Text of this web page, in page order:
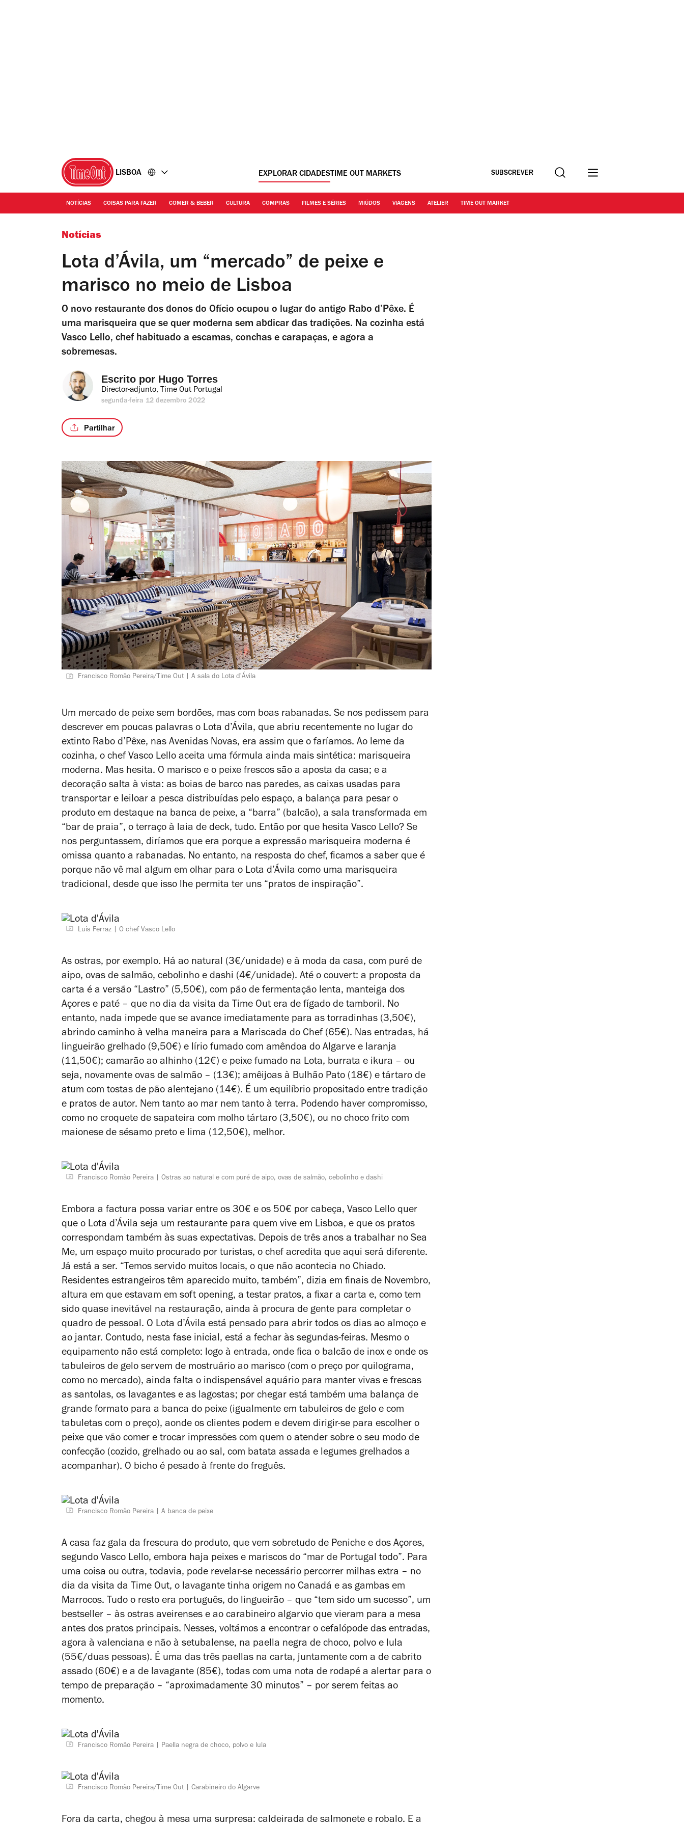
LISBOA EXPLORAR CIDADESTIME OUT MARKETS SUBSCREVER Procurar
NOTÍCIAS COISAS PARA FAZER COMER & BEBER CULTURA COMPRAS FILMES E SÉRIES MIÚDOS VIAGENS ATELIER TIME OUT MARKET
Notícias
Lota d’Ávila, um “mercado” de peixe e
marisco no meio de Lisboa
O novo restaurante dos donos do Ofício ocupou o lugar do antigo Rabo d’Pêxe. É
uma marisqueira que se quer moderna sem abdicar das tradições. Na cozinha está
Vasco Lello, chef habituado a escamas, conchas e carapaças, e agora a
sobremesas.
Escrito por Hugo Torres
Director-adjunto, Time Out Portugal
segunda-feira 12 dezembro 2022
Partilhar
Francisco Romão Pereira/Time Out | A sala do Lota d'Ávila
Um mercado de peixe sem bordões, mas com boas rabanadas. Se nos pedissem para
descrever em poucas palavras o Lota d’Ávila, que abriu recentemente no lugar do
extinto Rabo d’Pêxe, nas Avenidas Novas, era assim que o faríamos. Ao leme da
cozinha, o chef Vasco Lello aceita uma fórmula ainda mais sintética: marisqueira
moderna. Mas hesita. O marisco e o peixe frescos são a aposta da casa; e a
decoração salta à vista: as boias de barco nas paredes, as caixas usadas para
transportar e leiloar a pesca distribuídas pelo espaço, a balança para pesar o
produto em destaque na banca de peixe, a “barra” (balcão), a sala transformada em
“bar de praia”, o terraço à laia de deck, tudo. Então por que hesita Vasco Lello? Se
nos perguntassem, diríamos que era porque a expressão marisqueira moderna é
omissa quanto a rabanadas. No entanto, na resposta do chef, ficamos a saber que é
porque não vê mal algum em olhar para o Lota d’Ávila como uma marisqueira
tradicional, desde que isso lhe permita ter uns “pratos de inspiração”.
Luis Ferraz O chef Vasco Lello
As ostras, por exemplo. Há ao natural (3€/unidade) e à moda da casa, com puré de
aipo, ovas de salmão, cebolinho e dashi (4€/unidade). Até o couvert: a proposta da
carta é a versão “Lastro” (5,50€), com pão de fermentação lenta, manteiga dos
Açores e paté – que no dia da visita da Time Out era de fígado de tamboril. No
entanto, nada impede que se avance imediatamente para as torradinhas (3,50€),
abrindo caminho à velha maneira para a Mariscada do Chef (65€). Nas entradas, há
lingueirão grelhado (9,50€) e lírio fumado com amêndoa do Algarve e laranja
(11,50€); camarão ao alhinho (12€) e peixe fumado na Lota, burrata e ikura – ou
seja, novamente ovas de salmão – (13€); amêijoas à Bulhão Pato (18€) e tártaro de
atum com tostas de pão alentejano (14€). É um equilíbrio propositado entre tradição
e pratos de autor. Nem tanto ao mar nem tanto à terra. Podendo haver compromisso,
como no croquete de sapateira com molho tártaro (3,50€), ou no choco frito com
maionese de sésamo preto e lima (12,50€), melhor.
Francisco Romão Pereira Ostras ao natural e com puré de aipo, ovas de salmão, cebolinho e dashi
Embora a factura possa variar entre os 30€ e os 50€ por cabeça, Vasco Lello quer
que o Lota d’Ávila seja um restaurante para quem vive em Lisboa, e que os pratos
correspondam também às suas expectativas. Depois de três anos a trabalhar no Sea
Me, um espaço muito procurado por turistas, o chef acredita que aqui será diferente.
Já está a ser. “Temos servido muitos locais, o que não acontecia no Chiado.
Residentes estrangeiros têm aparecido muito, também”, dizia em finais de Novembro,
altura em que estavam em soft opening, a testar pratos, a fixar a carta e, como tem
sido quase inevitável na restauração, ainda à procura de gente para completar o
quadro de pessoal. O Lota d’Ávila está pensado para abrir todos os dias ao almoço e
ao jantar. Contudo, nesta fase inicial, está a fechar às segundas-feiras. Mesmo o
equipamento não está completo: logo à entrada, onde fica o balcão de inox e onde os
tabuleiros de gelo servem de mostruário ao marisco (com o preço por quilograma,
como no mercado), ainda falta o indispensável aquário para manter vivas e frescas
as santolas, os lavagantes e as lagostas; por chegar está também uma balança de
grande formato para a banca do peixe (igualmente em tabuleiros de gelo e com
tabuletas com o preço), aonde os clientes podem e devem dirigir-se para escolher o
peixe que vão comer e trocar impressões com quem o atender sobre o seu modo de
confecção (cozido, grelhado ou ao sal, com batata assada e legumes grelhados a
acompanhar). O bicho é pesado à frente do freguês.
Francisco Romão Pereira A banca de peixe
A casa faz gala da frescura do produto, que vem sobretudo de Peniche e dos Açores,
segundo Vasco Lello, embora haja peixes e mariscos do “mar de Portugal todo”. Para
uma coisa ou outra, todavia, pode revelar-se necessário percorrer milhas extra – no
dia da visita da Time Out, o lavagante tinha origem no Canadá e as gambas em
Marrocos. Tudo o resto era português, do lingueirão – que “tem sido um sucesso”, um
bestseller – às ostras aveirenses e ao carabineiro algarvio que vieram para a mesa
antes dos pratos principais. Nesses, voltámos a encontrar o cefalópode das entradas,
agora à valenciana e não à setubalense, na paella negra de choco, polvo e lula
(55€/duas pessoas). É uma das três paellas na carta, juntamente com a de cabrito
assado (60€) e a de lavagante (85€), todas com uma nota de rodapé a alertar para o
tempo de preparação – “aproximadamente 30 minutos” – por serem feitas ao
momento.
Francisco Romão Pereira Paella negra de choco, polvo e lula
Francisco Romão Pereira/Time Out Carabineiro do Algarve
Fora da carta, chegou à mesa uma surpresa: caldeirada de salmonete e robalo. E a